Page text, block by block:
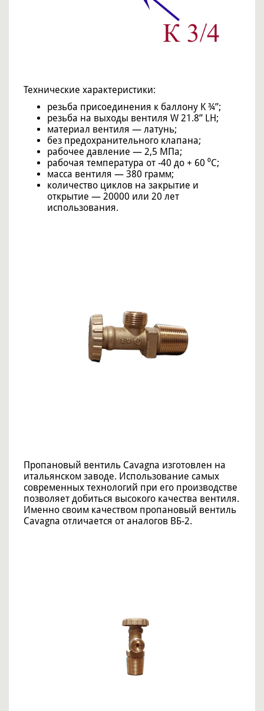
Технические характеристики:
резьба присоединения к баллону K ¾”;
резьба на выходы вентиля W 21.8” LH;
материал вентиля — латунь;
без предохранительного клапана;
рабочее давление — 2,5 МПа;
рабочая температура от -40 до + 60 ⁰C;
масса вентиля — 380 грамм;
количество циклов на закрытие и
открытие — 20000 или 20 лет
использования.
Пропановый вентиль Cavagna изготовлен на
итальянском заводе. Использование самых
современных технологий при его производстве
позволяет добиться высокого качества вентиля.
Именно своим качеством пропановый вентиль
Cavagna отличается от аналогов ВБ-2.